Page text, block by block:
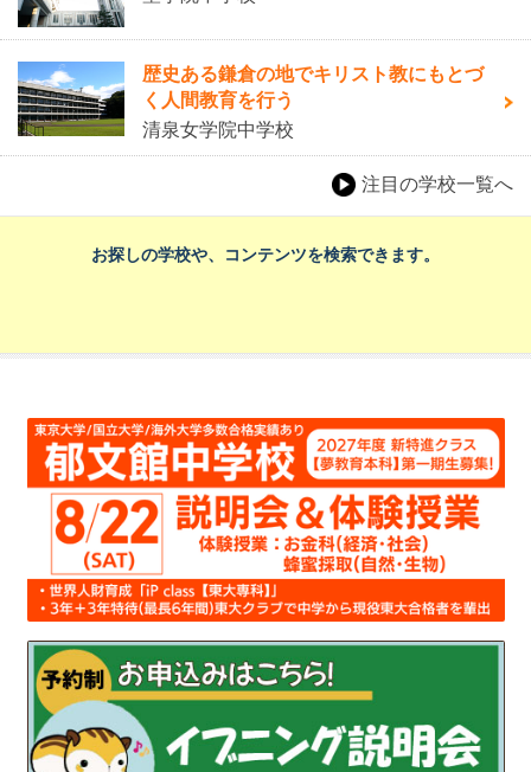
歴史ある鎌倉の地でキリスト教にもとづ
く人間教育を行う
清泉女学院中学校
注目の学校一覧へ
お探しの学校や、コンテンツを検索できます。